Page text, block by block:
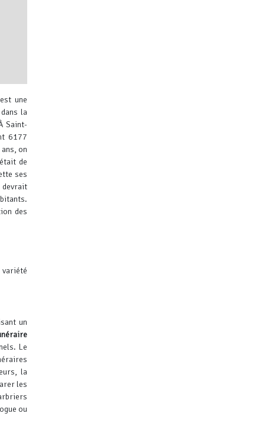
une
la
Saint-
6177
on
de
ses
devrait
des
variété
un
Le
la
les
ou